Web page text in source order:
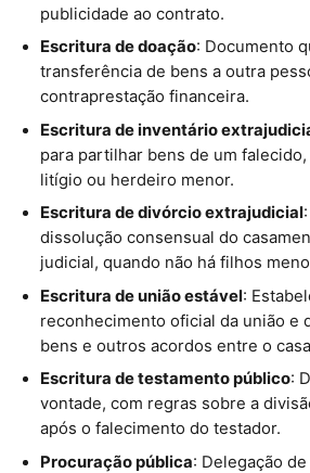
publicidade ao contrato.
Escritura de doação: Documento
transferência de bens a outra
contraprestação financeira.
Escritura de inventário
para partilhar bens de um
litígio ou herdeiro menor.
Escritura de divórcio extrajudicial
dissolução consensual do
judicial, quando não há filhos
Escritura de união estável:
reconhecimento oficial da união e
bens e outros acordos entre o
Escritura de testamento público:
vontade, com regras sobre a
após o falecimento do testador.
Procuração pública: Delegação